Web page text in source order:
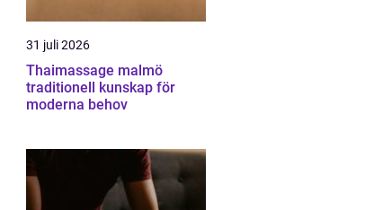
31 juli 2026
Thaimassage malmö
traditionell kunskap för
moderna behov